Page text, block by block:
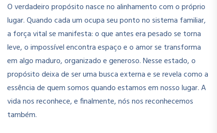
O verdadeiro propósito nasce no alinhamento com o próprio
lugar. Quando cada um ocupa seu ponto no sistema familiar,
a força vital se manifesta: o que antes era pesado se torna
leve, o impossível encontra espaço e o amor se transforma
em algo maduro, organizado e generoso. Nesse estado, o
propósito deixa de ser uma busca externa e se revela como a
essência de quem somos quando estamos em nosso lugar. A
vida nos reconhece, e finalmente, nós nos reconhecemos
também.